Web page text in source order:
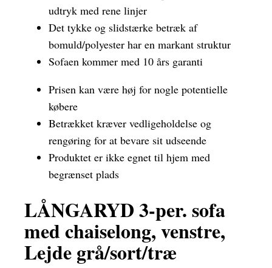
udtryk med rene linjer
Det tykke og slidstærke betræk af
bomuld/polyester har en markant struktur
Sofaen kommer med 10 års garanti
Prisen kan være høj for nogle potentielle
købere
Betrækket kræver vedligeholdelse og
rengøring for at bevare sit udseende
Produktet er ikke egnet til hjem med
begrænset plads
LÅNGARYD 3-per. sofa
med chaiselong, venstre,
Lejde grå/sort/træ